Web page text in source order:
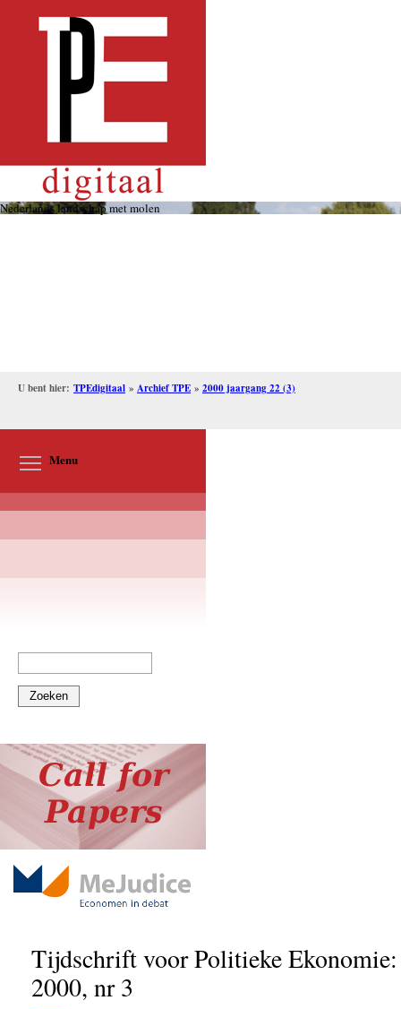
Nederlands landschap met molen
U bent hier: TPEdigitaal » Archief TPE » 2000 jaargang 22 (3)
Menu
Zoeken
Tijdschrift voor Politieke Ekonomie:
2000, nr 3